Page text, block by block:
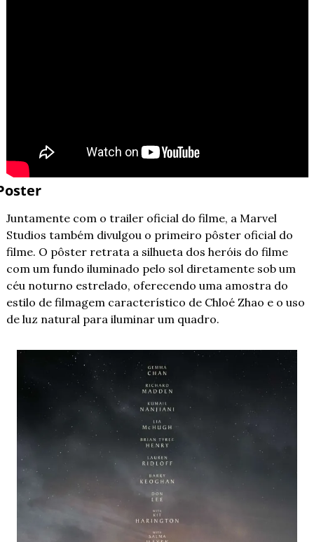
Juntamente com o trailer oficial do filme, a Marvel
Studios também divulgou o primeiro pôster oficial do
filme. O pôster retrata a silhueta dos heróis do filme
com um fundo iluminado pelo sol diretamente sob um
céu noturno estrelado, oferecendo uma amostra do
estilo de filmagem característico de Chloé Zhao e o uso
de luz natural para iluminar um quadro.